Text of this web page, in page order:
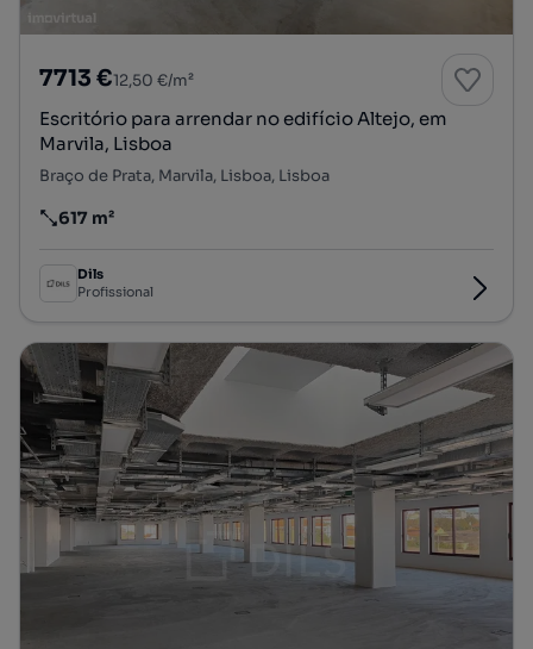
7713 €12,50 €/m²
Escritório para arrendar no edifício Altejo, em
Marvila, Lisboa
Braço de Prata, Marvila, Lisboa, Lisboa
Preço por metro quadrado
617 m²
Dils
Profissional